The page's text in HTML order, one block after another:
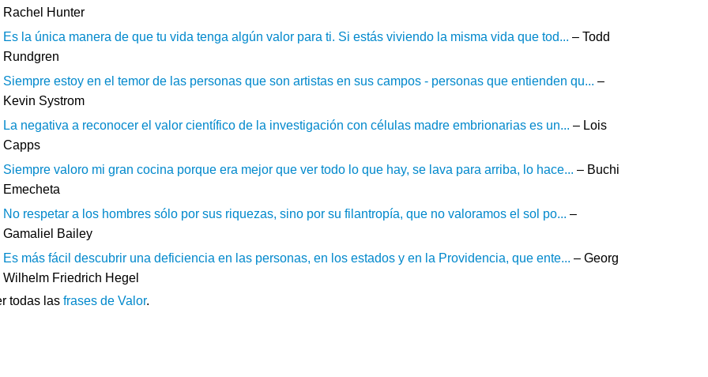
Rachel Hunter
Es la única manera de que tu vida tenga algún valor para ti. Si estás viviendo la misma vida que tod... – Todd
Rundgren
Siempre estoy en el temor de las personas que son artistas en sus campos - personas que entienden qu... –
Kevin Systrom
La negativa a reconocer el valor científico de la investigación con células madre embrionarias es un... – Lois
Capps
Siempre valoro mi gran cocina porque era mejor que ver todo lo que hay, se lava para arriba, lo hace... – Buchi
Emecheta
No respetar a los hombres sólo por sus riquezas, sino por su filantropía, que no valoramos el sol po... –
Gamaliel Bailey
Es más fácil descubrir una deficiencia en las personas, en los estados y en la Providencia, que ente... – Georg
Wilhelm Friedrich Hegel
todas las frases de Valor.